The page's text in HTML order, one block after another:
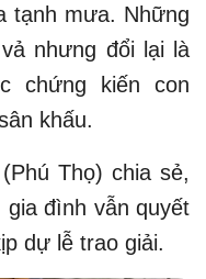
tạnh mưa. Những
nhưng đổi lại là
chứng kiến con
khấu.
Thọ) chia sẻ,
đình vẫn quyết
dự lễ trao giải.